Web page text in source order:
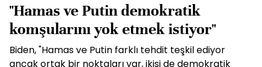
"Hamas ve Putin demokratik
komşularını yok etmek istiyor"
Biden, "Hamas ve Putin farklı tehdit teşkil ediyor
ancak ortak bir noktaları var, ikisi de demokratik